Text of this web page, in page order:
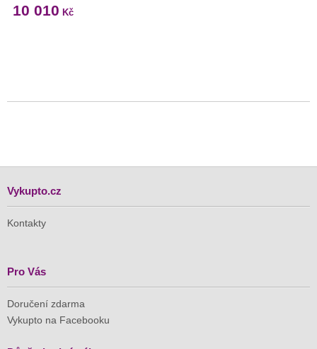
10 010 Kč
Vykupto.cz
Kontakty
Pro Vás
Doručení zdarma
Vykupto na Facebooku